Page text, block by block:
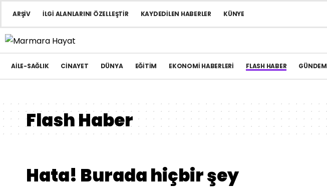
ARŞIV İLGI ALANLARINI ÖZELLEŞTIR KAYDEDILEN HABERLER KÜNYE
AILE-SAĞLIK CINAYET DÜNYA EĞITIM EKONOMI HABERLERI FLASH HABER GÜNDEM
Flash Haber
Hata! Burada hiçbir şey